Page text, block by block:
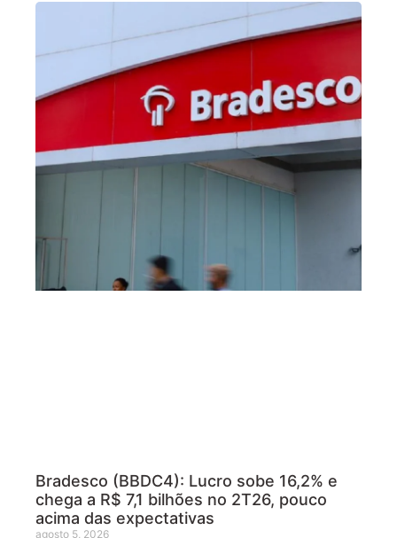
Bradesco (BBDC4): Lucro sobe 16,2% e
chega a R$ 7,1 bilhões no 2T26, pouco
acima das expectativas
agosto 5, 2026